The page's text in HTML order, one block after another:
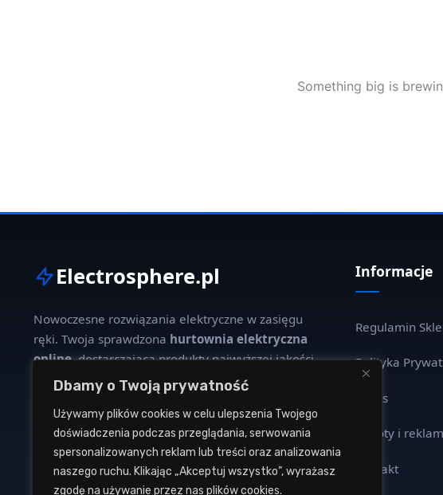
Dbamy o Twoją prywatność
Używamy plików cookies w celu ulepszenia Twojego
doświadczenia podczas przeglądania, serwowania
spersonalizowanych reklam lub treści oraz analizowania
naszego ruchu. Klikając „Akceptuj wszystko”, wyrażasz
zgodę na używanie przez nas plików cookies.
Something big is
Electrosphere.pl
Nowoczesne rozwiązania elektryczne w zasięgu
ręki. Twoja sprawdzona hurtownia elektryczna
online, dostarczająca produkty najwyższej jakości
dla profesjonalistów i klientów indywidualnych.
W naszej ofercie znajdziesz szeroki wybór kabli,
oświetlenia, aparatury modułowej oraz osprzętu
instalacyjnego od renomowanych producentów.
Informacje
Regulamin
Polityka
O nas
Zwroty i
Kontakt